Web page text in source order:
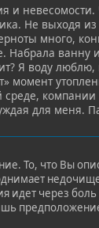
и
Не выходя
много,
Набрала
Я воду
момент
для меня.
То, что Вы
идет через